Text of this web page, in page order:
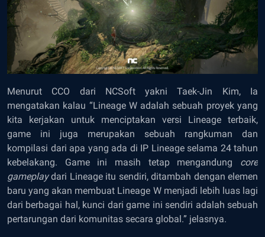
Menurut CCO dari NCSoft yakni Taek-Jin Kim, Ia
mengatakan kalau “Lineage W adalah sebuah proyek yang
kita kerjakan untuk menciptakan versi Lineage terbaik,
game ini juga merupakan sebuah rangkuman dan
kompilasi dari apa yang ada di IP Lineage selama 24 tahun
kebelakang. Game ini masih tetap mengandung core
gameplaydari Lineage itu sendiri, ditambah dengan elemen
baru yang akan membuat Lineage W menjadi lebih luas lagi
dari berbagai hal, kunci dari game ini sendiri adalah sebuah
pertarungan dari komunitas secara global.” jelasnya.